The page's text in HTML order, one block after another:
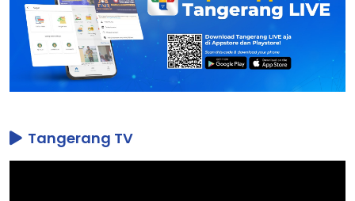
Tangerang TV